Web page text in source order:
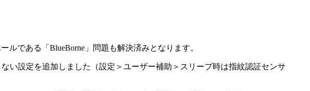
ルである「BlueBorne」問題も解決済みとなります。
い設定を追加しました（設定＞ユーザー補助＞スリープ時は指紋認証センサ